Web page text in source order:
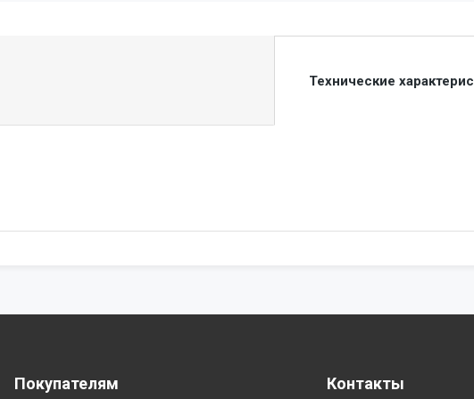
Технические
Покупателям Контакты